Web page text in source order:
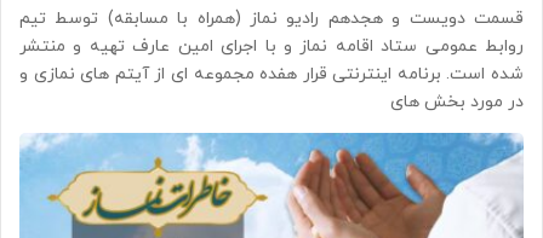
قسمت دویست و هجدهم رادیو نماز (همراه با مسابقه) توسط تیم
روابط عمومی ستاد اقامه نماز و با اجرای امین عارف تهیه و منتشر
شده است. برنامه اینترنتی قرار هفده مجموعه ای از آیتم های نمازی و
در مورد بخش های